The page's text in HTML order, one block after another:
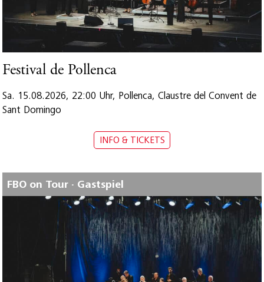
Festival de Pollenca
Sa. 15.08.2026, 22:00 Uhr, Pollenca, Claustre del Convent de
Sant Domingo
INFO & TICKETS
FBO on Tour · Gastspiel